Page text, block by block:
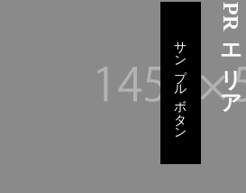
PRエリア
サンプルボタン